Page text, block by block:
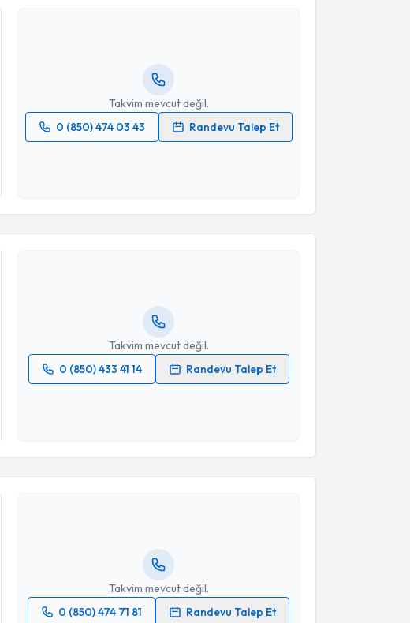
Takvim mevcut değil.
0 (850) 474 03 43
Randevu Talep Et
Op. Dr. Babek Tabandeh
Takvim Talebini Gönder
Takvim mevcut değil.
0 (850) 433 41 14
Randevu Talep Et
Randevu Takvimi Talebi
Prof. Dr. Bilgi Baca
Takvim Talebini Gönder
Takvim mevcut değil.
0 (850) 474 71 81
Randevu Talep Et
Randevu Takvimi Talebi
Prof. Dr. Ali Aktekin